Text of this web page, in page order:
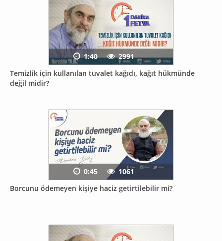
Temizlik için kullanılan tuvalet kağıdı, kağıt hükmünde
değil midir?
1:40 2991
Borcunu ödemeyen kişiye haciz getirtilebilir mi?
0:45 1061